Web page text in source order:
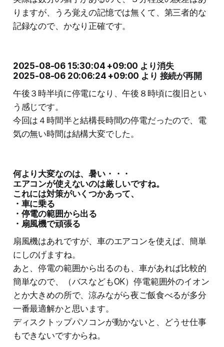
りますが、うろ覚えの記憶では無くて、第三者的な
記録なので、かなり正確です。
2025-08-06 15:30:04 +09:00 より消失
2025-08-06 20:06:24 +09:00 より 接続が再開
午後３時半頃に停電になり、午後８時頃に復旧とい
う感じです。
今回は４時間半と結構長時間の停電だったので、電
気の無い時間は結構大変でした。
何より大変なのは、暑い・・・
エアコンが使えないのは厳しいですね。
これには対策がいくつかあって、
・車に乗る
・停電の範囲から出る
・扇風機で頑張る
扇風機はあれですが、車のエアコンを使えば、簡単
にしのげますね。
あと、停電の範囲から出るのも、車があれば比較的
簡単なので、（バスなどもOK）停電範囲外のイオン
とか大きめの所で、涼みながら夜ご飯食べるが多分
一番最適解かと思います。
ディスクトップパソコンが動かないと、どうせ仕事
もできないですからね。